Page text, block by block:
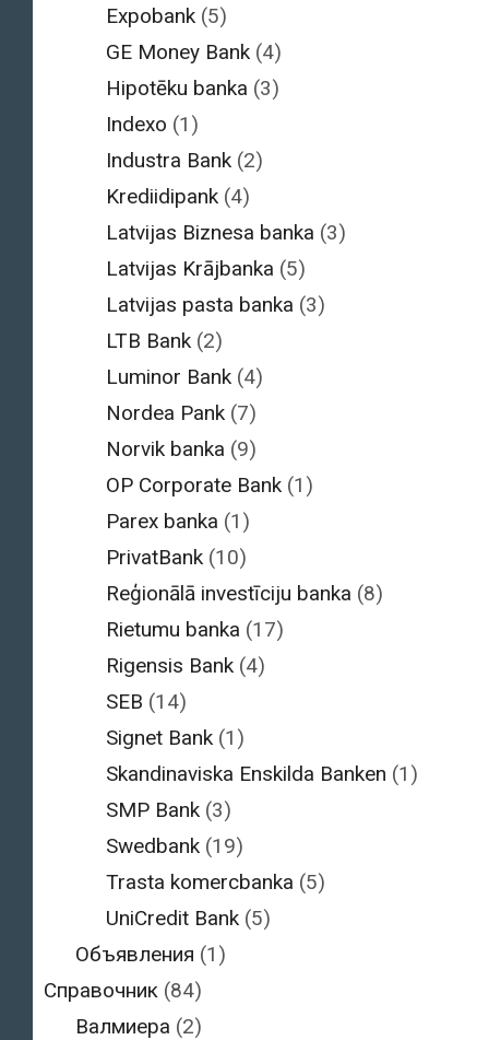
Expobank (5)
GE Money Bank (4)
Hipotēku banka (3)
Indexo (1)
Industra Bank (2)
Krediidipank (4)
Latvijas Biznesa banka (3)
Latvijas Krājbanka (5)
Latvijas pasta banka (3)
LTB Bank (2)
Luminor Bank (4)
Nordea Pank (7)
Norvik banka (9)
OP Corporate Bank (1)
Parex banka (1)
PrivatBank (10)
Reģionālā investīciju banka (8)
Rietumu banka (17)
Rigensis Bank (4)
SEB (14)
Signet Bank (1)
Skandinaviska Enskilda Banken (1)
SMP Bank (3)
Swedbank (19)
Trasta komercbanka (5)
UniCredit Bank (5)
Объявления (1)
Справочник (84)
Валмиера (2)